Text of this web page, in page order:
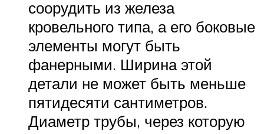
соорудить из железа
кровельного типа, а его боковые
элементы могут быть
фанерными. Ширина этой
детали не может быть меньше
пятидесяти сантиметров.
Диаметр трубы, через которую